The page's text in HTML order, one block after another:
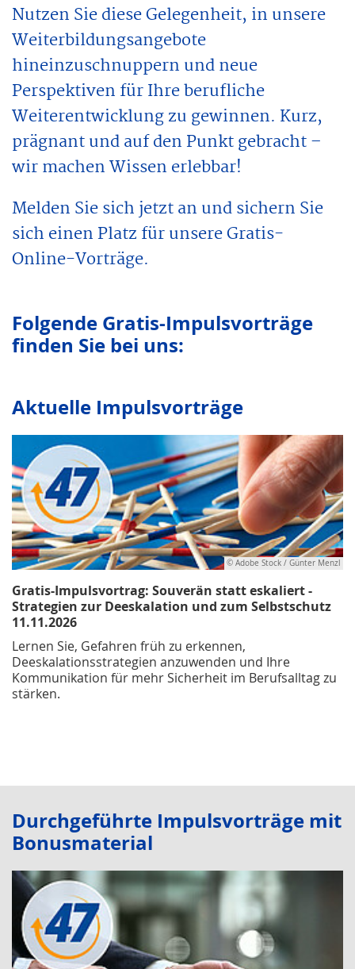
Nutzen Sie diese Gelegenheit, in unsere
Weiterbildungsangebote
hineinzuschnuppern und neue
Perspektiven für Ihre berufliche
Weiterentwicklung zu gewinnen. Kurz,
prägnant und auf den Punkt gebracht –
wir machen Wissen erlebbar!
Melden Sie sich jetzt an und sichern Sie
sich einen Platz für unsere Gratis-
Online-Vorträge.
Folgende Gratis-Impulsvorträge
finden Sie bei uns:
Aktuelle Impulsvorträge
© Adobe Stock / Günter Menzl
Gratis-Impulsvortrag: Souverän statt eskaliert -
Strategien zur Deeskalation und zum Selbstschutz
11.11.2026
Lernen Sie, Gefahren früh zu erkennen,
Deeskalationsstrategien anzuwenden und Ihre
Kommunikation für mehr Sicherheit im Berufsalltag zu
stärken.
Durchgeführte Impulsvorträge mit
Bonusmaterial